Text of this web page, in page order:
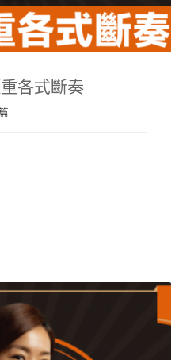
各式斷奏